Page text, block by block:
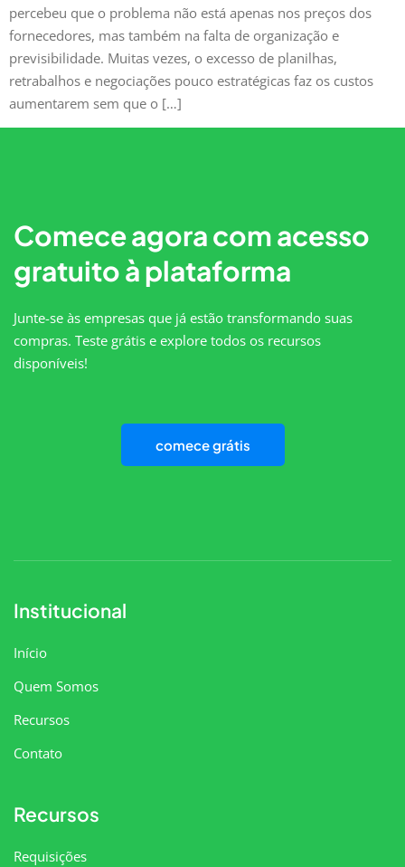
percebeu que o problema não está apenas nos preços dos
fornecedores, mas também na falta de organização e
previsibilidade. Muitas vezes, o excesso de planilhas,
retrabalhos e negociações pouco estratégicas faz os custos
aumentarem sem que o […]
Comece agora com acesso
gratuito à plataforma
Junte-se às empresas que já estão transformando suas
compras. Teste grátis e explore todos os recursos
disponíveis!
comece grátis
Institucional
Início
Quem Somos
Recursos
Contato
Recursos
Requisições